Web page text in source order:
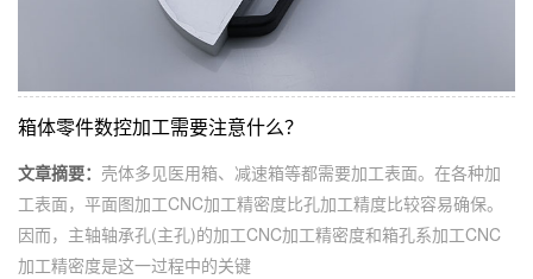
箱体零件数控加工需要注意什么？
文章摘要： 壳体多见医用箱、减速箱等都需要加工表面。在各种加
工表面，平面图加工CNC加工精密度比孔加工精度比较容易确保。
因而，主轴轴承孔(主孔)的加工CNC加工精密度和箱孔系加工CNC
加工精密度是这一过程中的关键